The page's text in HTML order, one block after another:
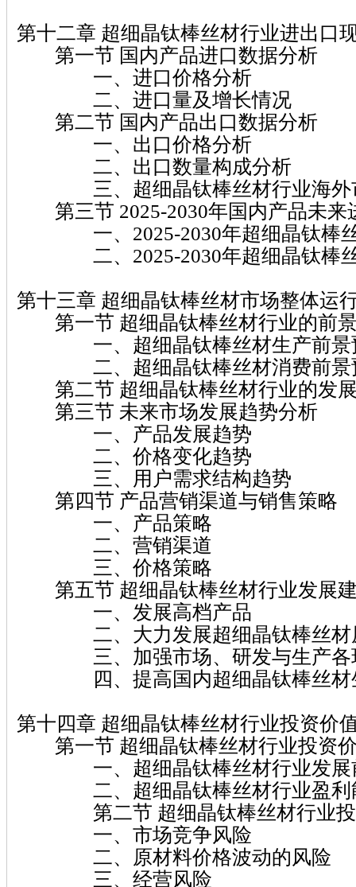
第十二章 超细晶钛棒丝材行业进出口
第一节 国内产品进口数据分析
一、进口价格分析
二、进口量及增长情况
第二节 国内产品出口数据分析
一、出口价格分析
二、出口数量构成分析
三、超细晶钛棒丝材行业海外
第三节 2025-2030年国内产品未来
一、2025-2030年超细晶钛棒丝
二、2025-2030年超细晶钛棒丝
第十三章 超细晶钛棒丝材市场整体运
第一节 超细晶钛棒丝材行业的前
一、超细晶钛棒丝材生产前景
二、超细晶钛棒丝材消费前景
第二节 超细晶钛棒丝材行业的发
第三节 未来市场发展趋势分析
一、产品发展趋势
二、价格变化趋势
三、用户需求结构趋势
第四节 产品营销渠道与销售策略
一、产品策略
二、营销渠道
三、价格策略
第五节 超细晶钛棒丝材行业发展
一、发展高档产品
二、大力发展超细晶钛棒丝材
三、加强市场、研发与生产各
四、提高国内超细晶钛棒丝材
第十四章 超细晶钛棒丝材行业投资价
第一节 超细晶钛棒丝材行业投资
一、超细晶钛棒丝材行业发展
二、超细晶钛棒丝材行业盈利
第二节 超细晶钛棒丝材行业投
一、市场竞争风险
二、原材料价格波动的风险
三、经营风险